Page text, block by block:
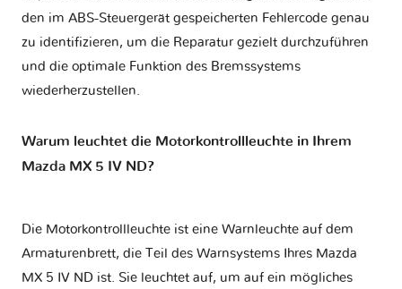
den im ABS-Steuergerät gespeicherten Fehlercode genau
zu identifizieren, um die Reparatur gezielt durchzuführen
und die optimale Funktion des Bremssystems
wiederherzustellen.
Warum leuchtet die Motorkontrollleuchte in Ihrem
Mazda MX 5 IV ND?
Die Motorkontrollleuchte ist eine Warnleuchte auf dem
Armaturenbrett, die Teil des Warnsystems Ihres Mazda
MX 5 IV ND ist. Sie leuchtet auf, um auf ein mögliches